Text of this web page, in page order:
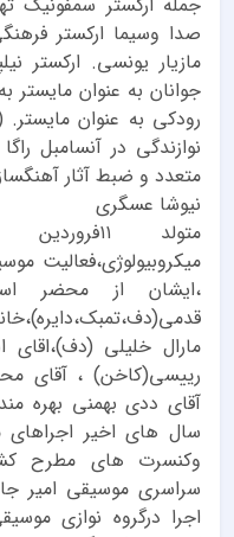
مازیار یونسی. ارکستر
جوانان به عنوان مایستر
رودکی به عنوان
نوازندگی در آنسامبل
متعدد و ضبط آثار
نیوشا عسگری
،ایشان از محضر
مارال خلیلی (دف)،اقای
رییسی(کاخن) ، آقای
آقای ددی بهمنی بهره
سال های اخیر اجراهای
وکنسرت های مطرح
سراسری موسیقی امیر
اجرا درگروه نوازی